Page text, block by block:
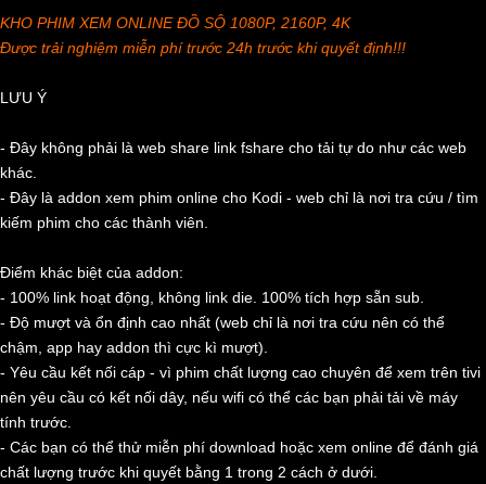
KHO PHIM XEM ONLINE ĐỒ SỘ 1080P, 2160P, 4K
Được trải nghiệm miễn phí trước 24h trước khi quyết định!!!
LƯU Ý
- Đây không phải là web share link fshare cho tải tự do như các web
khác.
- Đây là addon xem phim online cho Kodi - web chỉ là nơi tra cứu / tìm
kiếm phim cho các thành viên.
Điểm khác biệt của addon:
- 100% link hoạt động, không link die. 100% tích hợp sẵn sub.
- Độ mượt và ổn định cao nhất (web chỉ là nơi tra cứu nên có thể
chậm, app hay addon thì cực kì mượt).
- Yêu cầu kết nối cáp - vì phim chất lượng cao chuyên để xem trên tivi
nên yêu cầu có kết nối dây, nếu wifi có thể các bạn phải tải về máy
tính trước.
- Các bạn có thể thử miễn phí download hoặc xem online để đánh giá
chất lượng trước khi quyết bằng 1 trong 2 cách ở dưới.